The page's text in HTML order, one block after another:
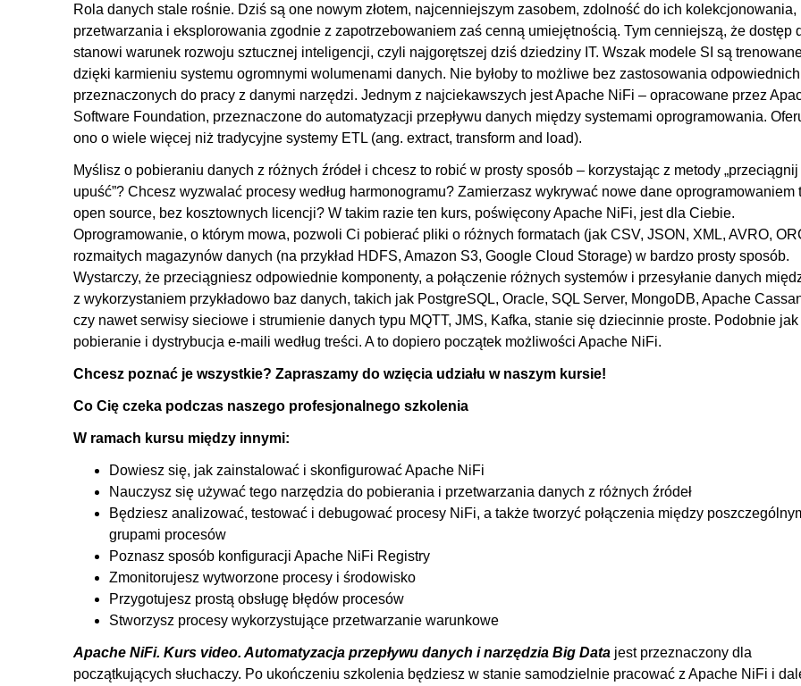
3.3. Modyfikacja procesu, zapis do osobnych plików
3.4. Podsumowanie
4. Tworzenie procesów przepływu danych
4.1. Przygotowanie bazy danych Mysql i serwera plików FTP
4.2. Wczytanie danych z plików .json do bazy danych
4.3. Procesowanie zależne od wyniku zapytania SQL
4.4. Transfer plików (FTP) wysyłanie i pobieranie plików
5. Organizowanie i monitorowanie przepływów
5.1. Process group, input - output ports
5.2. Template
5.3. Variables
5.4. Podstawienie zawartości do atrybutu i atrybutu do zawartości
6.2. Omówienie i wykorzystanie w praktyce
6.3. Podsumowanie
Rola danych stale rośnie. Dziś są one nowym złotem, najcenniejszym zasobem, zdolność do ich kolekcjonowania,
przetwarzania i eksplorowania zgodnie z zapotrzebowaniem zaś cenną umiejętnością. Tym cenniejszą, że dostęp
stanowi warunek rozwoju sztucznej inteligencji, czyli najgorętszej dziś dziedziny IT. Wszak modele SI są
dzięki karmieniu systemu ogromnymi wolumenami danych. Nie byłoby to możliwe bez zastosowania
przeznaczonych do pracy z danymi narzędzi. Jednym z najciekawszych jest Apache NiFi – opracowane przez
Software Foundation, przeznaczone do automatyzacji przepływu danych między systemami oprogramowania.
ono o wiele więcej niż tradycyjne systemy ETL (ang. extract, transform and load).
Myślisz o pobieraniu danych z różnych źródeł i chcesz to robić w prosty sposób – korzystając z metody „przeciągnij
upuść”? Chcesz wyzwalać procesy według harmonogramu? Zamierzasz wykrywać nowe dane oprogramowaniem
open source, bez kosztownych licencji? W takim razie ten kurs, poświęcony Apache NiFi, jest dla Ciebie.
Oprogramowanie, o którym mowa, pozwoli Ci pobierać pliki o różnych formatach (jak CSV, JSON, XML, AVRO,
rozmaitych magazynów danych (na przykład HDFS, Amazon S3, Google Cloud Storage) w bardzo prosty sposób.
Wystarczy, że przeciągniesz odpowiednie komponenty, a połączenie różnych systemów i przesyłanie danych
z wykorzystaniem przykładowo baz danych, takich jak PostgreSQL, Oracle, SQL Server, MongoDB, Apache
czy nawet serwisy sieciowe i strumienie danych typu MQTT, JMS, Kafka, stanie się dziecinnie proste. Podobnie jak
pobieranie i dystrybucja e-maili według treści. A to dopiero początek możliwości Apache NiFi.
Chcesz poznać je wszystkie? Zapraszamy do wzięcia udziału w naszym kursie!
Co Cię czeka podczas naszego profesjonalnego szkolenia
W ramach kursu między innymi:
Dowiesz się, jak zainstalować i skonfigurować Apache NiFi
Nauczysz się używać tego narzędzia do pobierania i przetwarzania danych z różnych źródeł
Będziesz analizować, testować i debugować procesy NiFi, a także tworzyć połączenia między
grupami procesów
Poznasz sposób konfiguracji Apache NiFi Registry
Zmonitorujesz wytworzone procesy i środowisko
Przygotujesz prostą obsługę błędów procesów
Stworzysz procesy wykorzystujące przetwarzanie warunkowe
Apache NiFi. Kurs video. Automatyzacja przepływu danych i narzędzia Big Data jest przeznaczony dla
początkujących słuchaczy. Po ukończeniu szkolenia będziesz w stanie samodzielnie pracować z Apache NiFi i